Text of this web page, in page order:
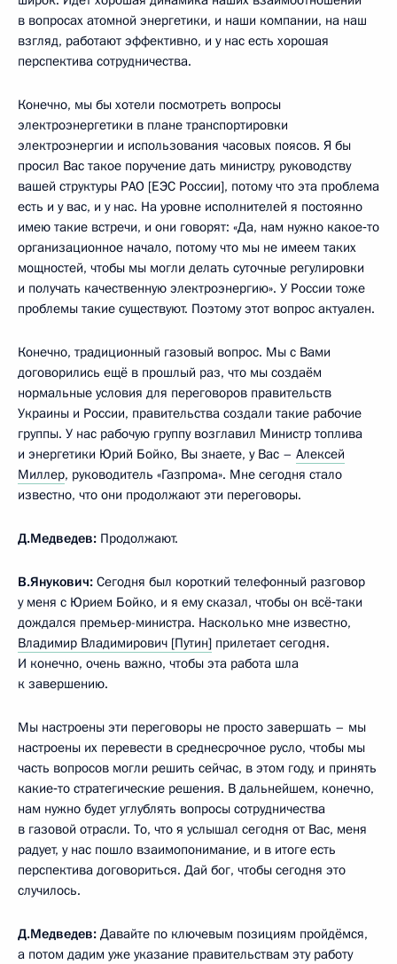
в вопросах атомной энергетики, и наши компании, на наш
взгляд, работают эффективно, и у нас есть хорошая
перспектива сотрудничества.
Конечно, мы бы хотели посмотреть вопросы
электроэнергетики в плане транспортировки
электроэнергии и использования часовых поясов. Я бы
просил Вас такое поручение дать министру, руководству
вашей структуры РАО [ЕЭС России], потому что эта проблема
есть и у вас, и у нас. На уровне исполнителей я постоянно
имею такие встречи, и они говорят: «Да, нам нужно какое‑то
организационное начало, потому что мы не имеем таких
мощностей, чтобы мы могли делать суточные регулировки
и получать качественную электроэнергию». У России тоже
проблемы такие существуют. Поэтому этот вопрос актуален.
Конечно, традиционный газовый вопрос. Мы с Вами
договорились ещё в прошлый раз, что мы создаём
нормальные условия для переговоров правительств
Украины и России, правительства создали такие рабочие
группы. У нас рабочую группу возглавил Министр топлива
и энергетики Юрий Бойко, Вы знаете, у Вас – Алексей
Миллер, руководитель «Газпрома». Мне сегодня стало
известно, что они продолжают эти переговоры.
Д.Медведев: Продолжают.
В.Янукович: Сегодня был короткий телефонный разговор
у меня с Юрием Бойко, и я ему сказал, чтобы он всё‑таки
дождался премьер-министра. Насколько мне известно,
Владимир Владимирович [Путин] прилетает сегодня.
И конечно, очень важно, чтобы эта работа шла
к завершению.
Мы настроены эти переговоры не просто завершать – мы
настроены их перевести в среднесрочное русло, чтобы мы
часть вопросов могли решить сейчас, в этом году, и принять
какие‑то стратегические решения. В дальнейшем, конечно,
нам нужно будет углублять вопросы сотрудничества
в газовой отрасли. То, что я услышал сегодня от Вас, меня
радует, у нас пошло взаимопонимание, и в итоге есть
перспектива договориться. Дай бог, чтобы сегодня это
случилось.
Д.Медведев: Давайте по ключевым позициям пройдёмся,
а потом дадим уже указание правительствам эту работу